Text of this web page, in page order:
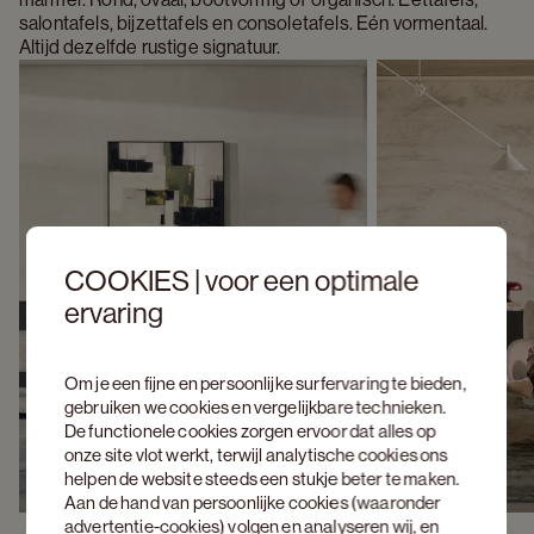
COOKIES | voor een optimale
ervaring
Om je een fijne en persoonlijke surfervaring te bieden,
gebruiken we cookies en vergelijkbare technieken.
De functionele cookies zorgen ervoor dat alles op
onze site vlot werkt, terwijl analytische cookies ons
helpen de website steeds een stukje beter te maken.
Aan de hand van persoonlijke cookies (waaronder
advertentie-cookies) volgen en analyseren wij, en
salontafels, bijzettafels en consoletafels. Eén vormentaal.
Altijd dezelfde rustige signatuur.